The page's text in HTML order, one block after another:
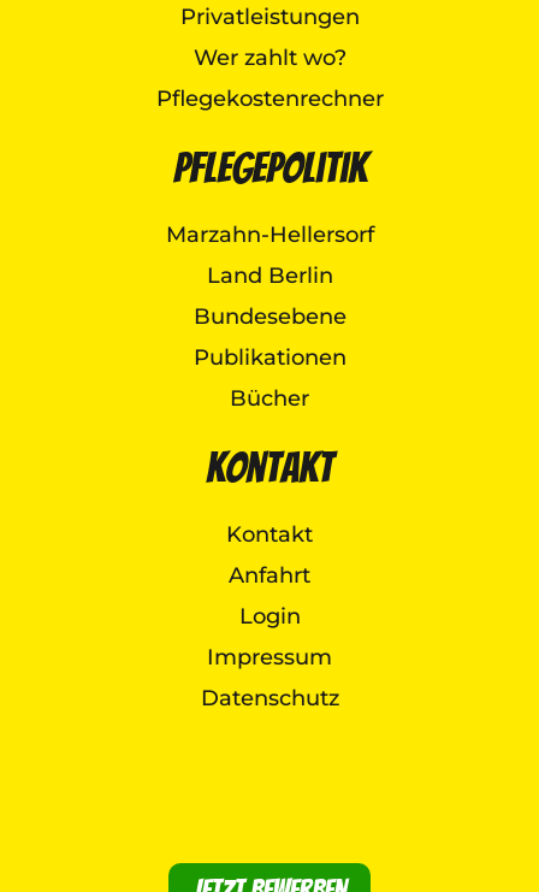
Privatleistungen
Wer zahlt wo?
Pflegekostenrechner
Pflegepolitik
Marzahn-Hellersorf
Land Berlin
Bundesebene
Publikationen
Bücher
Kontakt
Kontakt
Anfahrt
Login
Impressum
Datenschutz